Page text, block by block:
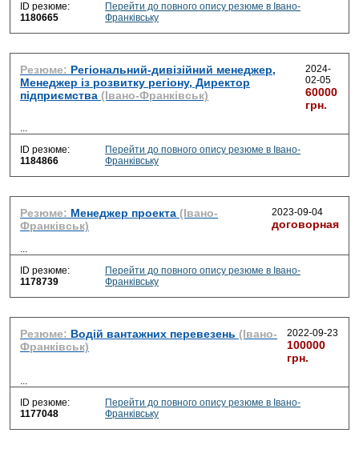
ID резюме:
1180665
Перейти до повного опису резюме в Івано-
Франківську
Резюме: Регіональний-дивізійний менеджер,
Менеджер із розвитку регіону, Директор
підприємства (Івано-Франківськ)
2024-
02-05
60000
грн.
...
ID резюме:
1184866
Перейти до повного опису резюме в Івано-
Франківську
Резюме: Менеджер проекта (Івано-
Франківськ)
2023-09-04
договорная
...
ID резюме:
1178739
Перейти до повного опису резюме в Івано-
Франківську
Резюме: Водій вантажних перевезень (Івано-
Франківськ)
2022-09-23
100000
грн.
...
ID резюме:
1177048
Перейти до повного опису резюме в Івано-
Франківську